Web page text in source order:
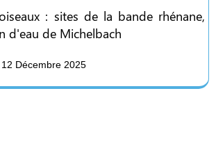
: sites de la bande rhénane,
d'eau de Michelbach
Décembre 2025